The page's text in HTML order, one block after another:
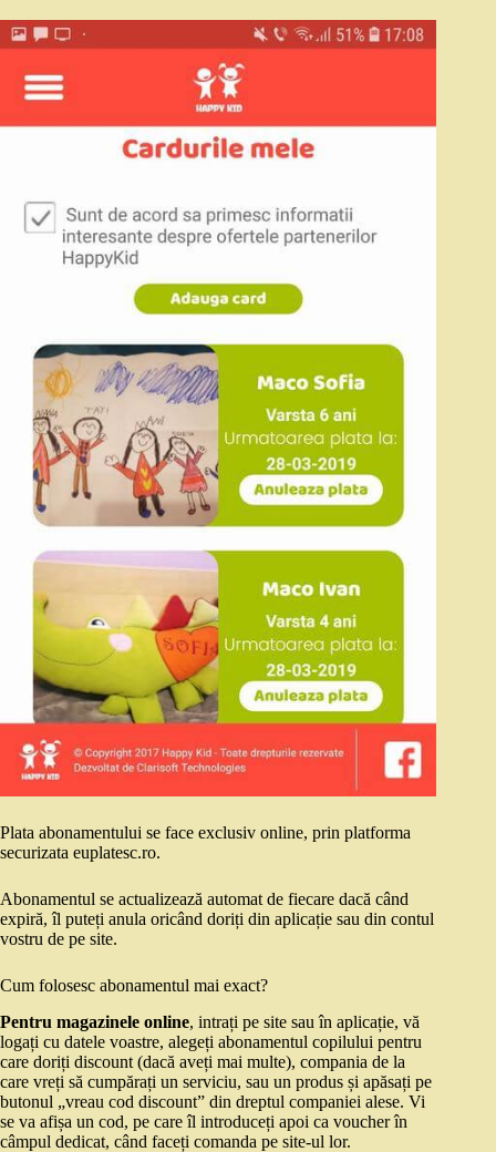
Plata abonamentului se face exclusiv online, prin platforma
securizata euplatesc.ro.
Abonamentul se actualizează automat de fiecare dacă când
expiră, îl puteți anula oricând doriți din aplicație sau din contul
vostru de pe site.
Cum folosesc abonamentul mai exact?
Pentru magazinele online, intrați pe site sau în aplicație, vă
logați cu datele voastre, alegeți abonamentul copilului pentru
care doriți discount (dacă aveți mai multe), compania de la
care vreți să cumpărați un serviciu, sau un produs și apăsați pe
butonul „vreau cod discount” din dreptul companiei alese. Vi
se va afișa un cod, pe care îl introduceți apoi ca voucher în
câmpul dedicat, când faceți comanda pe site-ul lor.